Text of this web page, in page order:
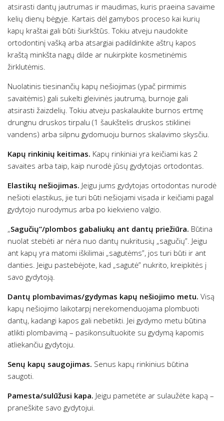
atsirasti dantų jautrumas ir maudimas, kuris praeina savaime
kelių dienų bėgyje. Kartais dėl gamybos proceso kai kurių
kapų kraštai gali būti šiurkštūs. Tokiu atveju naudokite
ortodontinį vašką arba atsargiai padildinkite aštrų kapos
kraštą minkšta nagų dilde ar nukirpkite kosmetinėmis
žirklutėmis.
Nuolatinis tiesinančių kapų nešiojimas (ypač pirmimis
savaitėmis) gali sukelti gleivinės jautrumą, burnoje gali
atsirasti žaizdelių. Tokiu atveju paskalaukite burnos ertmę
drungnu druskos tirpalu (1 šaukštelis druskos stiklinei
vandens) arba silpnu gydomuoju burnos skalavimo skysčiu.
Kapų rinkinių keitimas. Kapų rinkiniai yra keičiami kas 2
savaites arba taip, kaip nurodė jūsų gydytojas ortodontas.
Elastikų nešiojimas. Jeigu jums gydytojas ortodontas nurodė
nešioti elastikus, jie turi būti nešiojami visada ir keičiami pagal
gydytojo nurodymus arba po kiekvieno valgio.
„Sagučių”/plombos gabaliukų ant dantų priežiūra. Būtina
nuolat stebėti ar nėra nuo dantų nukritusių „sagučių”. Jeigu
ant kapų yra matomi iškilimai „sagutėms”, jos turi būti ir ant
danties. Jeigu pastebėjote, kad „sagutė” nukrito, kreipkitės į
savo gydytoją.
Dantų plombavimas/gydymas kapų nešiojimo metu. Visą
kapų nešiojimo laikotarpį nerekomenduojama plombuoti
dantų, kadangi kapos gali nebetikti. Jei gydymo metu būtina
atlikti plombavimą – pasikonsultuokite su gydymą kapomis
atliekančiu gydytoju.
Senų kapų saugojimas. Senus kapų rinkinius būtina
saugoti.
Pamesta/sulūžusi kapa. Jeigu pametėte ar sulaužėte kapą –
praneškite savo gydytojui.